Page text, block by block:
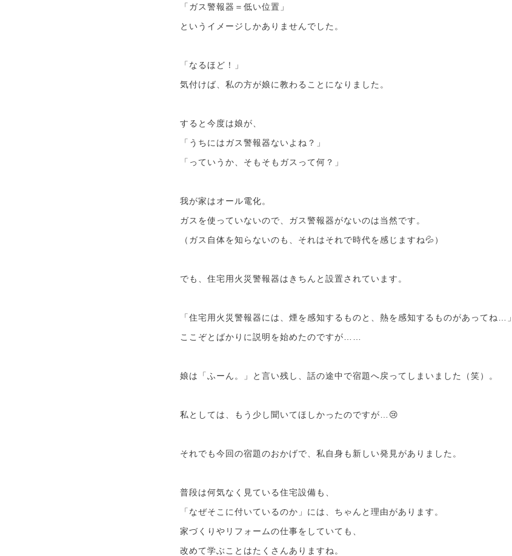
「ガス警報器＝低い位置」
というイメージしかありませんでした。
「なるほど！」
気付けば、私の方が娘に教わることになりました。
すると今度は娘が、
「うちにはガス警報器ないよね？」
「っていうか、そもそもガスって何？」
我が家はオール電化。
ガスを使っていないので、ガス警報器がないのは当然です。
（ガス自体を知らないのも、それはそれで時代を感じますね💦）
でも、住宅用火災警報器はきちんと設置されています。
「住宅用火災警報器には、煙を感知するものと、熱を感知するものがあってね…」
ここぞとばかりに説明を始めたのですが……
娘は「ふーん。」と言い残し、話の途中で宿題へ戻ってしまいました（笑）。
私としては、もう少し聞いてほしかったのですが…😢
それでも今回の宿題のおかげで、私自身も新しい発見がありました。
普段は何気なく見ている住宅設備も、
「なぜそこに付いているのか」には、ちゃんと理由があります。
家づくりやリフォームの仕事をしていても、
改めて学ぶことはたくさんありますね。